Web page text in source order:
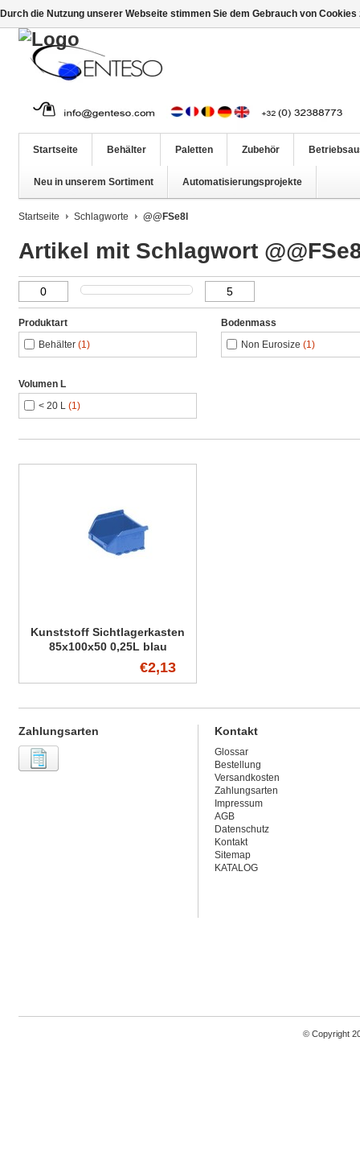
Startseite Behälter Paletten Zubehör
Neu in unserem Sortiment Automatisierungsprojekte
Startseite Schlagworte @@FSe8l
Artikel mit Schlagwort
Produktart
Behälter (1)
Bodenmass
Non Eurosize (1)
Volumen L
< 20 L (1)
Kunststoff Sichtlagerkasten
85x100x50 0,25L blau
€2,13
Zahlungsarten Kontakt
Glossar
Bestellung
Versandkosten
Zahlungsarten
Impressum
AGB
Datenschutz
Kontakt
Sitemap
KATALOG
© Copyright
Durch die Nutzung unserer Webseite stimmen Sie dem Gebrauch von